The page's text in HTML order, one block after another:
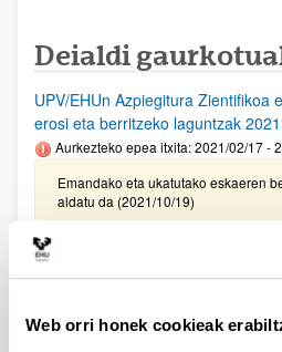
Web orri honek cookieak
Deialdi
UPV/EHUn Azpiegitura Zientifikoa
erosi eta berritzeko laguntzak 2021
Aurkezteko epea itxita: 2021/02/17 -
Emandako eta ukatutako eskaeren
aldatu da (2021/10/19)
PIFG21/11: Metodología de
movilidad sostenible
Deialdia hutsik geratu da